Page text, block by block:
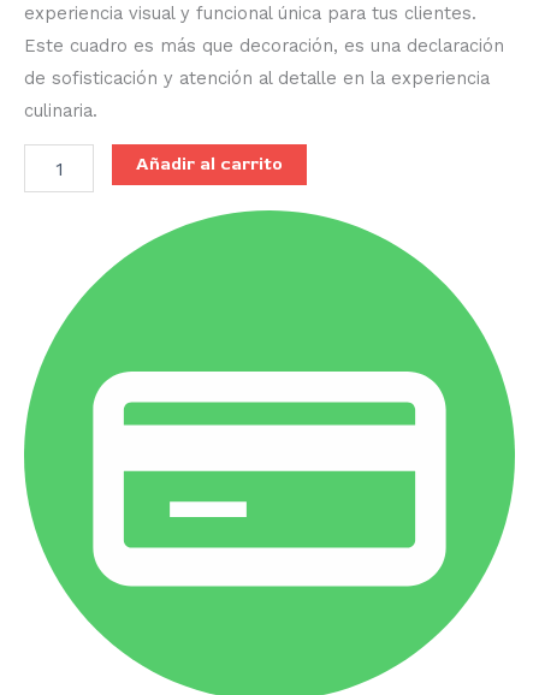
experiencia visual y funcional única para tus clientes.
Este cuadro es más que decoración, es una declaración
de sofisticación y atención al detalle en la experiencia
culinaria.
Añadir al carrito